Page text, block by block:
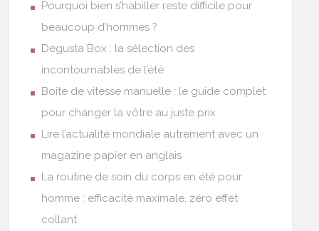
Pourquoi bien s’habiller reste difficile pour
beaucoup d’hommes ?
Degusta Box : la sélection des
incontournables de l’été
Boîte de vitesse manuelle : le guide complet
pour changer la vôtre au juste prix
Lire l’actualité mondiale autrement avec un
magazine papier en anglais
La routine de soin du corps en été pour
homme : efficacité maximale, zéro effet
collant